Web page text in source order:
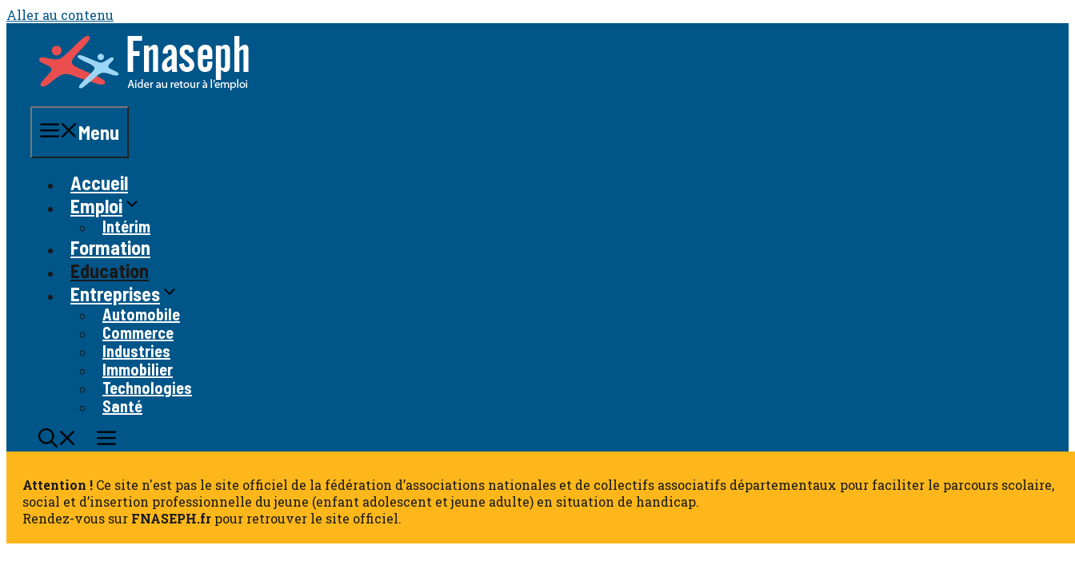
Aller au contenu
Menu
Accueil
Emploi
Intérim
Formation
Education
Entreprises
Automobile
Commerce
Industries
Immobilier
Technologies
Santé
Attention ! Ce site n'est pas le site officiel de la fédération d’associations nationales et de collectifs associatifs départementaux pour faciliter le parcours scolaire,
social et d’insertion professionnelle du jeune (enfant adolescent et jeune adulte) en situation de handicap.
Rendez-vous sur FNASEPH.fr pour retrouver le site officiel.